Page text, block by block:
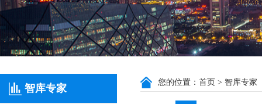
智库专家
您的位置： 首页 > 智库专家